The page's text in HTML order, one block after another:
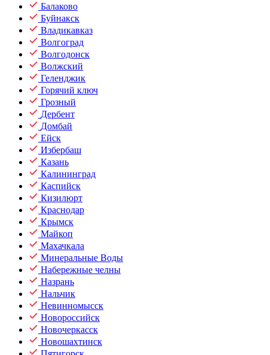
Балаково
Буйнакск
Владикавказ
Волгоград
Волгодонск
Волжский
Геленджик
Горячий ключ
Грозный
Дербент
Домбай
Ейск
Избербаш
Казань
Калининград
Каспийск
Кизилюрт
Краснодар
Крымск
Майкоп
Махачкала
Минеральные Воды
Набережные челны
Назрань
Нальчик
Невинномысск
Новороссийск
Новочеркасск
Новошахтинск